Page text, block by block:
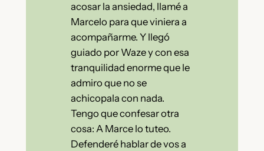
acosar la ansiedad, llamé a
Marcelo para que viniera a
acompañarme. Y llegó
guiado por Waze y con esa
tranquilidad enorme que le
admiro que no se
achicopala con nada.
Tengo que confesar otra
cosa: A Marce lo tuteo.
Defenderé hablar de vos a